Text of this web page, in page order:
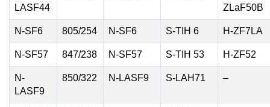
LASF44
ZLaF50B
N-SF6 805/254 N-SF6 S-TIH 6 H-ZF7LA
N-SF57 847/238 N-SF57 S-TIH 53 H-ZF52
N-
LASF9
850/322 N-LASF9 S-LAH71 –